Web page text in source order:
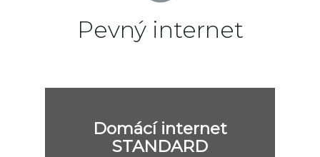
Pevný internet
Domácí internet
STANDARD